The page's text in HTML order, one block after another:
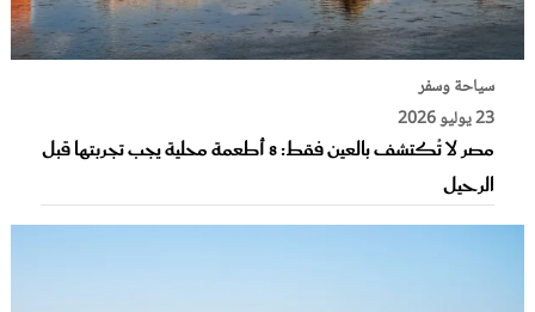
سياحة وسفر
23 يوليو 2026
مصر لا تُكتشف بالعين فقط: 8 أطعمة محلية يجب تجربتها قبل
الرحيل